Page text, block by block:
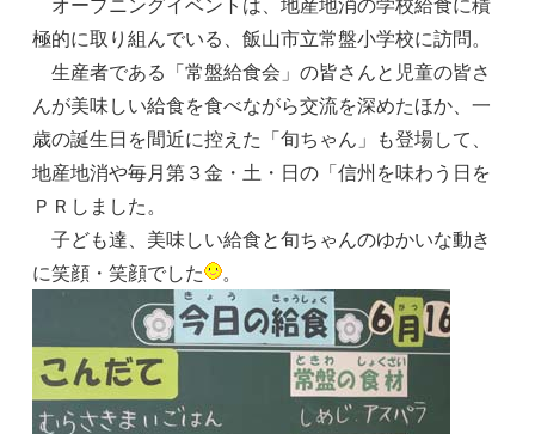
極的に取り組んでいる、飯山市立常盤小学校に訪問。
生産者である「常盤給食会」の皆さんと児童の皆さ
んが美味しい給食を食べながら交流を深めたほか、一
歳の誕生日を間近に控えた「旬ちゃん」も登場して、
地産地消や毎月第３金・土・日の「信州を味わう日を
ＰＲしました。
子ども達、美味しい給食と旬ちゃんのゆかいな動き
に笑顔・笑顔でした
。